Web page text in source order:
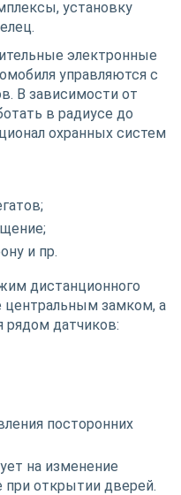
установку
электронные
управляются с
В зависимости от
в радиусе до
охранных систем
и пр.
дистанционного
центральным замком, а
рядом датчиков:
посторонних
на изменение
при открытии дверей.